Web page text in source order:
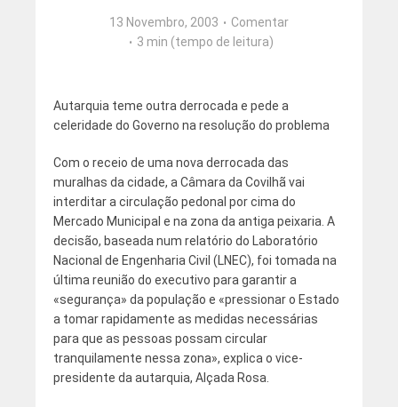
13 Novembro, 2003
Comentar
3 min (tempo de leitura)
Autarquia teme outra derrocada e pede a
celeridade do Governo na resolução do problema
Com o receio de uma nova derrocada das
muralhas da cidade, a Câmara da Covilhã vai
interditar a circulação pedonal por cima do
Mercado Municipal e na zona da antiga peixaria. A
decisão, baseada num relatório do Laboratório
Nacional de Engenharia Civil (LNEC), foi tomada na
última reunião do executivo para garantir a
«segurança» da população e «pressionar o Estado
a tomar rapidamente as medidas necessárias
para que as pessoas possam circular
tranquilamente nessa zona», explica o vice-
presidente da autarquia, Alçada Rosa.